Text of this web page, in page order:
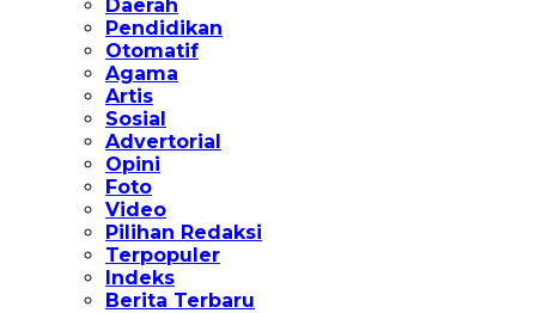
Daerah
Pendidikan
Otomatif
Agama
Artis
Sosial
Advertorial
Opini
Foto
Video
Pilihan Redaksi
Terpopuler
Indeks
Berita Terbaru